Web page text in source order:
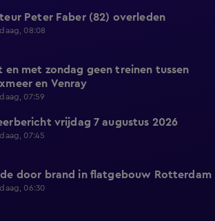
Peter Faber (82) overleden
08:08
en met zondag geen treinen tussen
en Venray
07:59
vrijdag 7 augustus 2026
07:45
door brand in flatgebouw Rotterdam
06:30